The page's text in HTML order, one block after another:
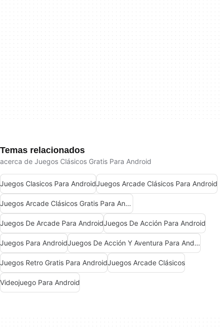
Temas relacionados
acerca de Juegos Clásicos Gratis Para Android
Juegos Clasicos Para AndroidJuegos Arcade Clásicos Para Android
Juegos Arcade Clásicos Gratis Para Android
Juegos De Arcade Para AndroidJuegos De Acción Para Android
Juegos Para Android Juegos De Acción Y Aventura Para Android
Juegos Retro Gratis Para AndroidJuegos Arcade Clásicos
Videojuego Para Android